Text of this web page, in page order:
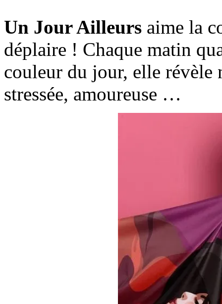
Un Jour Ailleurs aime la
déplaire ! Chaque matin
couleur du jour, elle révèle
stressée, amoureuse …